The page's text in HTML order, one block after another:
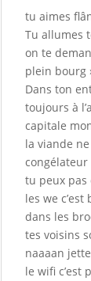
tu aimes
Tu allumes
on te
plein bourg
Dans ton
toujours à
capitale
la viande
congélateur
tu peux pas
les we
dans les
tes voisins
naaaan
le wifi